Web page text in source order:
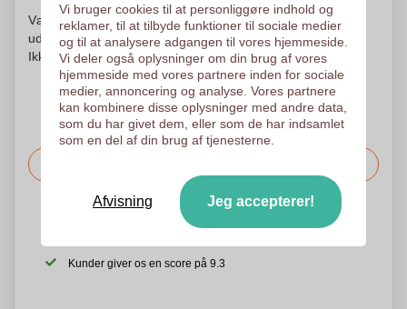
Vær ikke urolig! Vi kontrollerer hvert logo og begynder at
udskrive først efter din godkendelse af udskrivningsordren.
Ikke før. Din tilfredshed er vores tilfredshed!
Det er også muligt at uploade dit logo til den følgende side
Kunder giver os en score på 9.3
Vi bruger cookies til at personliggøre indhold og
reklamer, til at tilbyde funktioner til sociale medier
og til at analysere adgangen til vores hjemmeside.
Vi deler også oplysninger om din brug af vores
hjemmeside med vores partnere inden for sociale
medier, annoncering og analyse. Vores partnere
kan kombinere disse oplysninger med andre data,
som du har givet dem, eller som de har indsamlet
som en del af din brug af tjenesterne.
Afvisning Jeg accepterer!